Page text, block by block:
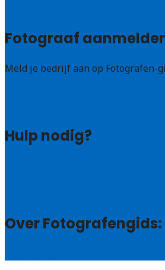
Fotograaf
Meld je bedrijf aan op Fotografen-
Hulp nodig?
Over Fotografengids: